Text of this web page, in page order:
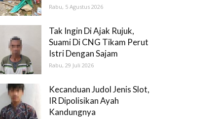
Rabu, 5 Agustus 2026
Tak Ingin Di Ajak Rujuk,
Suami Di CNG Tikam Perut
Istri Dengan Sajam
Rabu, 29 Juli 2026
Kecanduan Judol Jenis Slot,
IR Dipolisikan Ayah
Kandungnya